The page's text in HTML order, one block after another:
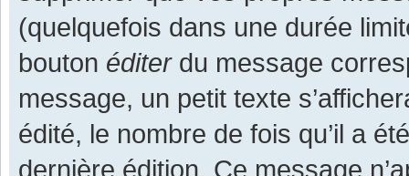
(quelquefois dans une durée
bouton éditerdu message
message, un petit texte
édité, le nombre de fois qu’il a
dernière édition. Ce message